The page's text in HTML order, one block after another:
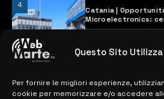
Questo Sito Utilizza
Per fornire le migliori esperienze,
cookie per memorizzare e/o accedere
4
Catania |
Microelectronics:
previste
MAPPA DEL SITO